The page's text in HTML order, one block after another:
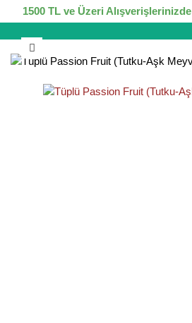
1500 TL ve Üzeri Alışverişlerinizde